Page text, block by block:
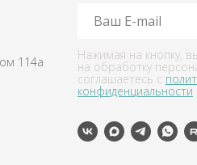
114а Нажимая на кнопку,
на обработку
соглашаетесь c
конфиденциальности